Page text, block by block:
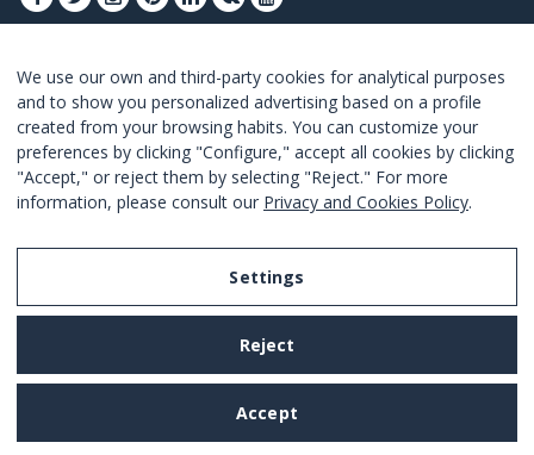
ISCRIVITI PER OTTENERE LE OFFERTE MIGLIORI
UNISCITI
Accetto i termini e condizioni.
We use our own and third-party cookies for analytical purposes
and to show you personalized advertising based on a profile
created from your browsing habits. You can customize your
preferences by clicking "Configure," accept all cookies by clicking
"Accept," or reject them by selecting "Reject." For more
information, please consult our Privacy and Cookies Policy.
Settings
Reject
Accept
Legal Notice
Privacy and Cookies Policy
Terms and Conditions of Use
Settings